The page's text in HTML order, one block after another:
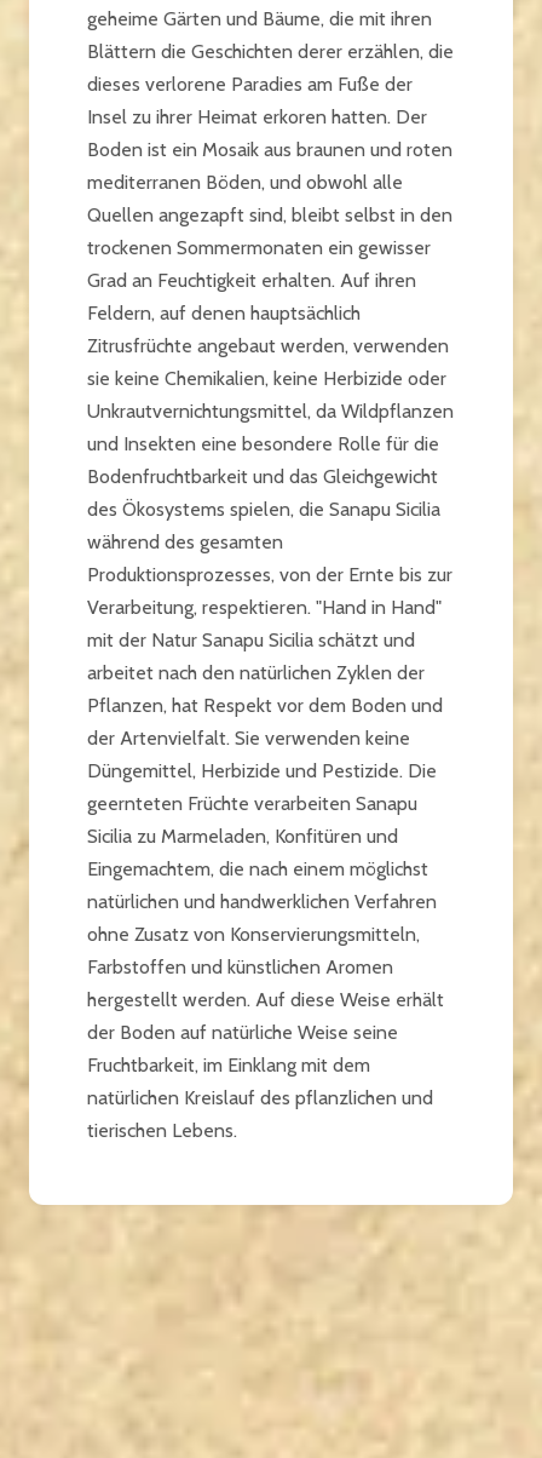
geheime Gärten und Bäume, die mit ihren
Blättern die Geschichten derer erzählen, die
dieses verlorene Paradies am Fuße der
Insel zu ihrer Heimat erkoren hatten. Der
Boden ist ein Mosaik aus braunen und roten
mediterranen Böden, und obwohl alle
Quellen angezapft sind, bleibt selbst in den
trockenen Sommermonaten ein gewisser
Grad an Feuchtigkeit erhalten. Auf ihren
Feldern, auf denen hauptsächlich
Zitrusfrüchte angebaut werden, verwenden
sie keine Chemikalien, keine Herbizide oder
Unkrautvernichtungsmittel, da Wildpflanzen
und Insekten eine besondere Rolle für die
Bodenfruchtbarkeit und das Gleichgewicht
des Ökosystems spielen, die Sanapu Sicilia
während des gesamten
Produktionsprozesses, von der Ernte bis zur
Verarbeitung, respektieren. "Hand in Hand"
mit der Natur Sanapu Sicilia schätzt und
arbeitet nach den natürlichen Zyklen der
Pflanzen, hat Respekt vor dem Boden und
der Artenvielfalt. Sie verwenden keine
Düngemittel, Herbizide und Pestizide. Die
geernteten Früchte verarbeiten Sanapu
Sicilia zu Marmeladen, Konfitüren und
Eingemachtem, die nach einem möglichst
natürlichen und handwerklichen Verfahren
ohne Zusatz von Konservierungsmitteln,
Farbstoffen und künstlichen Aromen
hergestellt werden. Auf diese Weise erhält
der Boden auf natürliche Weise seine
Fruchtbarkeit, im Einklang mit dem
natürlichen Kreislauf des pflanzlichen und
tierischen Lebens.